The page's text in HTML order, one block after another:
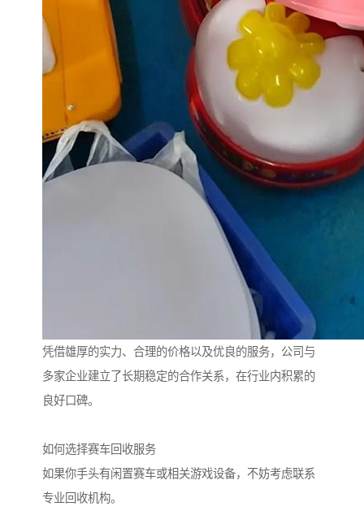
凭借雄厚的实力、合理的价格以及优良的服务，公司与
多家企业建立了长期稳定的合作关系，在行业内积累的
良好口碑。
如何选择赛车回收服务
如果你手头有闲置赛车或相关游戏设备，不妨考虑联系
专业回收机构。